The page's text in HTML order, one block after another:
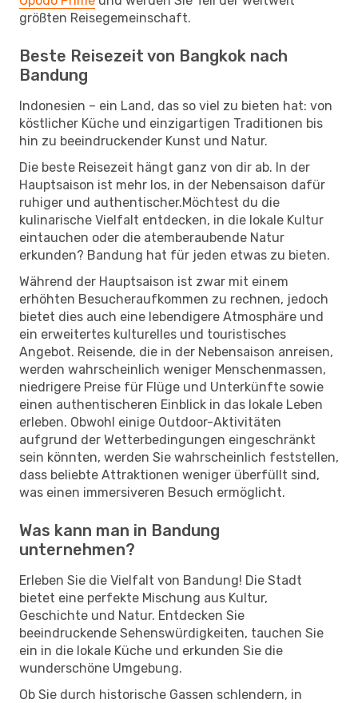
größten Reisegemeinschaft.
Beste Reisezeit von Bangkok nach
Bandung
Indonesien – ein Land, das so viel zu bieten hat: von
köstlicher Küche und einzigartigen Traditionen bis
hin zu beeindruckender Kunst und Natur.
Die beste Reisezeit hängt ganz von dir ab. In der
Hauptsaison ist mehr los, in der Nebensaison dafür
ruhiger und authentischer.Möchtest du die
kulinarische Vielfalt entdecken, in die lokale Kultur
eintauchen oder die atemberaubende Natur
erkunden? Bandung hat für jeden etwas zu bieten.
Während der Hauptsaison ist zwar mit einem
erhöhten Besucheraufkommen zu rechnen, jedoch
bietet dies auch eine lebendigere Atmosphäre und
ein erweitertes kulturelles und touristisches
Angebot. Reisende, die in der Nebensaison anreisen,
werden wahrscheinlich weniger Menschenmassen,
niedrigere Preise für Flüge und Unterkünfte sowie
einen authentischeren Einblick in das lokale Leben
erleben. Obwohl einige Outdoor-Aktivitäten
aufgrund der Wetterbedingungen eingeschränkt
sein könnten, werden Sie wahrscheinlich feststellen,
dass beliebte Attraktionen weniger überfüllt sind,
was einen immersiveren Besuch ermöglicht.
Was kann man in Bandung
unternehmen?
Erleben Sie die Vielfalt von Bandung! Die Stadt
bietet eine perfekte Mischung aus Kultur,
Geschichte und Natur. Entdecken Sie
beeindruckende Sehenswürdigkeiten, tauchen Sie
ein in die lokale Küche und erkunden Sie die
wunderschöne Umgebung.
Ob Sie durch historische Gassen schlendern, in